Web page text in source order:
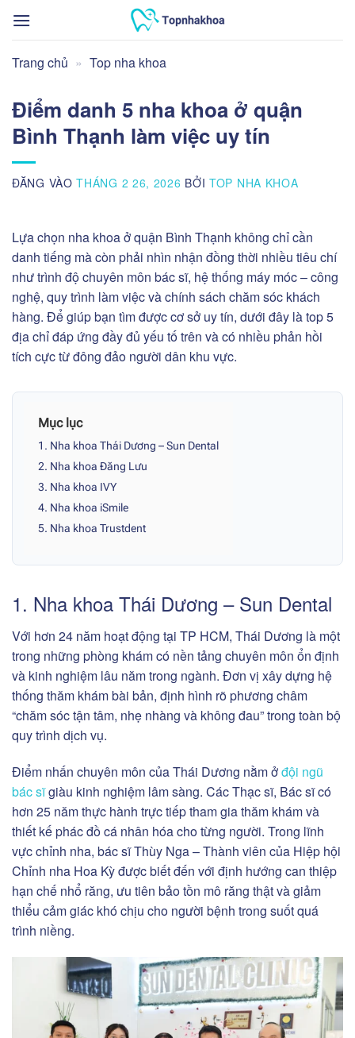
qua
dung
Trang chủ » Top nha khoa
Điểm danh 5 nha khoa ở quận
Bình Thạnh làm việc uy tín
ĐĂNG VÀOTHÁNG 2 26, 2026 BỞITOP NHA KHOA
Lựa chọn nha khoa ở quận Bình Thạnh không chỉ cần
danh tiếng mà còn phải nhìn nhận đồng thời nhiều tiêu chí
như trình độ chuyên môn bác sĩ, hệ thống máy móc – công
nghệ, quy trình làm việc và chính sách chăm sóc khách
hàng. Để giúp bạn tìm được cơ sở uy tín, dưới đây là top 5
địa chỉ đáp ứng đầy đủ yếu tố trên và có nhiều phản hồi
tích cực từ đông đảo người dân khu vực.
Mục lục
1. Nha khoa Thái Dương – Sun Dental
2. Nha khoa Đăng Lưu
3. Nha khoa IVY
4. Nha khoa iSmile
5. Nha khoa Trustdent
1. Nha khoa Thái Dương – Sun Dental
Với hơn 24 năm hoạt động tại TP HCM, Thái Dương là một
trong những phòng khám có nền tảng chuyên môn ổn định
và kinh nghiệm lâu năm trong ngành. Đơn vị xây dựng hệ
thống thăm khám bài bản, định hình rõ phương châm
“chăm sóc tận tâm, nhẹ nhàng và không đau” trong toàn bộ
quy trình dịch vụ.
Điểm nhấn chuyên môn của Thái Dương nằm ởđội ngũ
bác sĩgiàu kinh nghiệm lâm sàng. Các Thạc sĩ, Bác sĩ có
hơn 25 năm thực hành trực tiếp tham gia thăm khám và
thiết kế phác đồ cá nhân hóa cho từng người. Trong lĩnh
vực chỉnh nha, bác sĩ Thùy Nga – Thành viên của Hiệp hội
Chỉnh nha Hoa Kỳ được biết đến với định hướng can thiệp
hạn chế nhổ răng, ưu tiên bảo tồn mô răng thật và giảm
thiểu cảm giác khó chịu cho người bệnh trong suốt quá
trình niềng.